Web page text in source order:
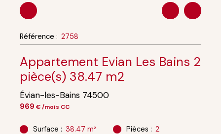
Référence : 2758
Appartement Evian Les Bains 2
pièce(s) 38.47 m2
Évian-les-Bains 74500
969 € /mois CC
Surface : 38.47 m² Pièces : 2